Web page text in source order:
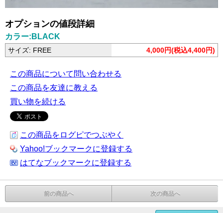
オプションの値段詳細
カラー:BLACK
サイズ: FREE 4,000円(税込4,400円)
この商品について問い合わせる
この商品を友達に教える
買い物を続ける
この商品をログピでつぶやく
Yahoo!ブックマークに登録する
はてなブックマークに登録する
前の商品へ 次の商品へ